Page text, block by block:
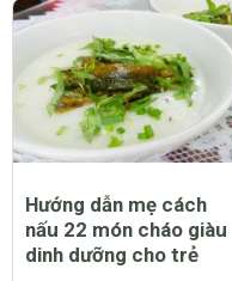
Hướng dẫn mẹ cách
nấu 22 món cháo giàu
dinh dưỡng cho trẻ